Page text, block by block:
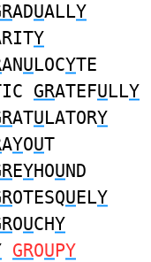
ADUALLY
Y
ANULOCYTE
GRATEFULLY
ATULATORY
AYOUT
EYHOUND
OTESQUELY
OUCHY
GROUPY